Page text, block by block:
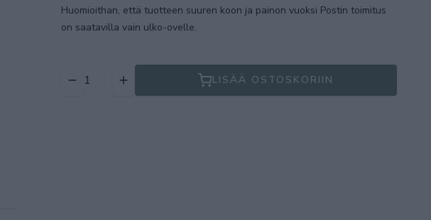
Huomioithan, että tuotteen suuren koon ja painon vuoksi Postin toimitus
on saatavilla vain ulko-ovelle.
LISÄÄ OSTOSKORIIN